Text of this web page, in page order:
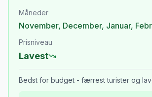
Måneder
November, December, Januar,
Prisniveau
Lavest
Bedst for budget - færrest turister og